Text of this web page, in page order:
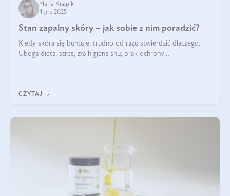
Maria Knapik
4 gru 2025
Stan zapalny skóry – jak sobie z nim poradzić?
Kiedy skóra się buntuje, trudno od razu stwierdzić dlaczego.
Uboga dieta, stres, zła higiena snu, brak ochrony
CZYTAJ